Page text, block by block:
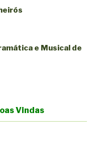
e Musical de
Vindas